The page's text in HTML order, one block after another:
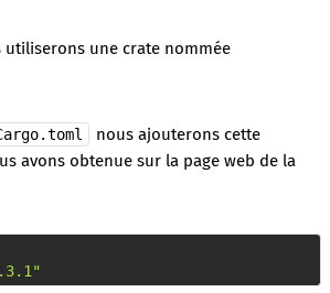
utiliserons une crate nommée
nous ajouterons cette
avons obtenue sur la page web de la